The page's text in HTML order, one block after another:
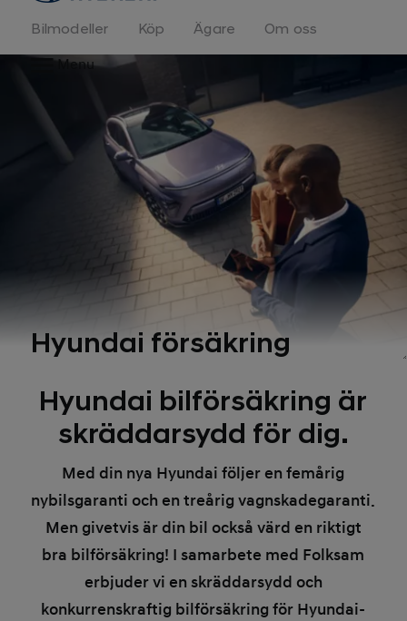
Bilmodeller Köp Ägare
Om oss
Menu
Hyundai försäkring
Hyundai bilförsäkring är
skräddarsydd för dig.
Med din nya Hyundai följer en femårig
nybilsgaranti och en treårig vagnskadegaranti.
Men givetvis är din bil också värd en riktigt
bra bilförsäkring! I samarbete med Folksam
erbjuder vi en skräddarsydd och
konkurrenskraftig bilförsäkring för Hyundai-